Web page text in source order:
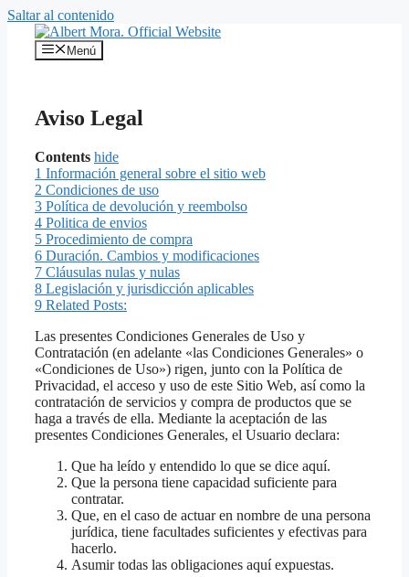
Saltar al contenido
Menú
Aviso Legal
Contents hide
1 Información general sobre el sitio web
2 Condiciones de uso
3 Política de devolución y reembolso
4 Politica de envios
5 Procedimiento de compra
6 Duración. Cambios y modificaciones
7 Cláusulas nulas y nulas
8 Legislación y jurisdicción aplicables
9 Related Posts:
Las presentes Condiciones Generales de Uso y
Contratación (en adelante «las Condiciones Generales» o
«Condiciones de Uso») rigen, junto con la Política de
Privacidad, el acceso y uso de este Sitio Web, así como la
contratación de servicios y compra de productos que se
haga a través de ella. Mediante la aceptación de las
presentes Condiciones Generales, el Usuario declara:
Que ha leído y entendido lo que se dice aquí.
Que la persona tiene capacidad suficiente para
contratar.
Que, en el caso de actuar en nombre de una persona
jurídica, tiene facultades suficientes y efectivas para
hacerlo.
Asumir todas las obligaciones aquí expuestas.